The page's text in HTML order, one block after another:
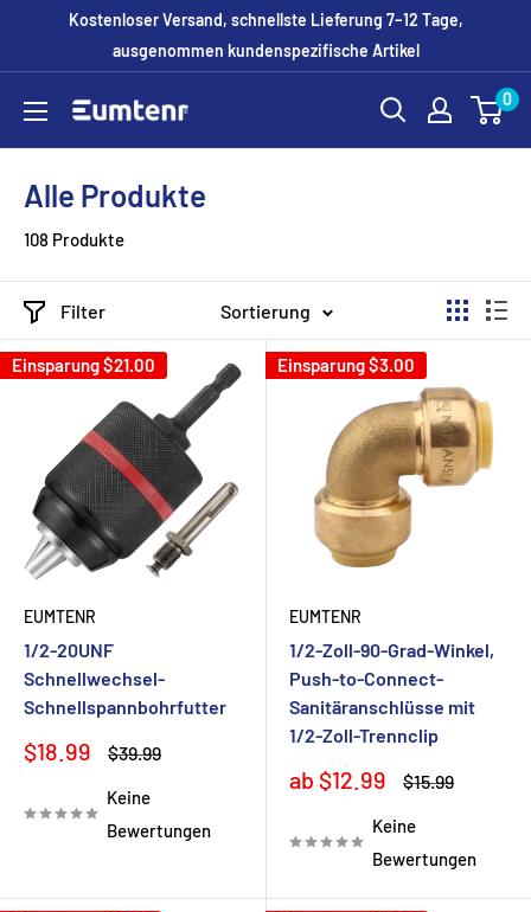
Kostenloser Versand, schnellste Lieferung 7–12 Tage,
ausgenommen kundenspezifische Artikel
Eumtenr 0
Alle Produkte
108 Produkte
Filter Sortierung
Einsparung$21.00
EUMTENR
1/2-20UNF
Schnellwechsel-
Schnellspannbohrfutter
Sonderpreis
$18.99 Normalpreis
$39.99
Keine
Bewertungen
Einsparung$3.00
EUMTENR
1/2-Zoll-90-Grad-Winkel,
Push-to-Connect-
Sanitäranschlüsse mit
1/2-Zoll-Trennclip
Sonderpreis
ab $12.99 Normalpreis
$15.99
Keine
Bewertungen